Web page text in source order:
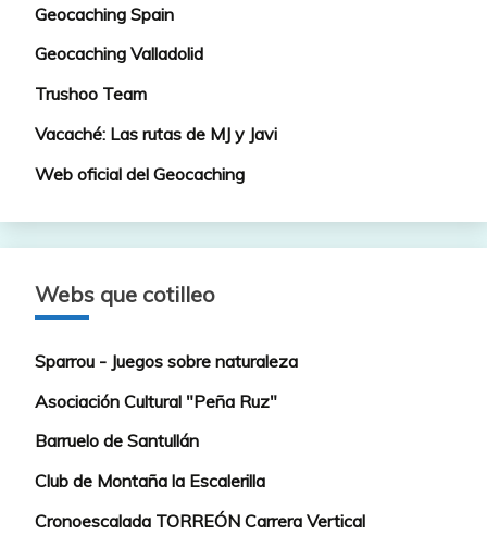
Geocaching Spain
Geocaching Valladolid
Trushoo Team
Vacaché: Las rutas de MJ y Javi
Web oficial del Geocaching
Webs que cotilleo
Sparrou - Juegos sobre naturaleza
Asociación Cultural "Peña Ruz"
Barruelo de Santullán
Club de Montaña la Escalerilla
Cronoescalada TORREÓN Carrera Vertical